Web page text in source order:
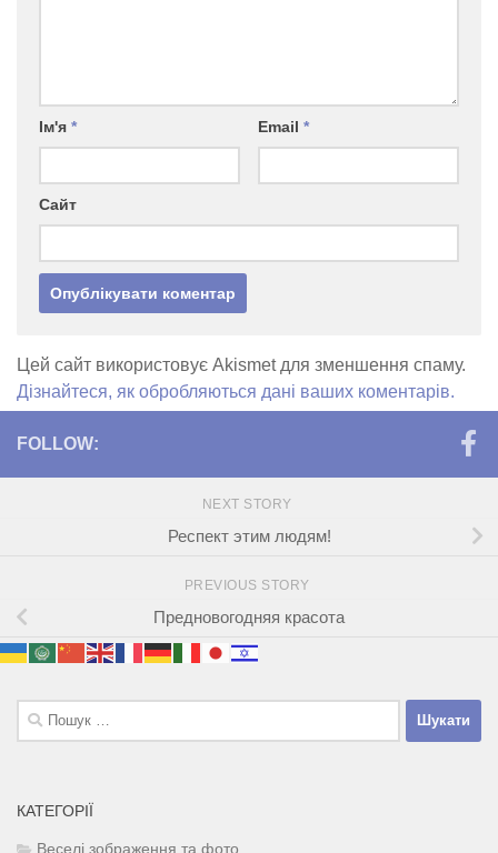
Ім'я * Email *
Сайт
Цей сайт використовує Akismet для зменшення спаму.
Дізнайтеся, як обробляються дані ваших коментарів.
FOLLOW:
NEXT STORY
Респект этим людям!
PREVIOUS STORY
Предновогодняя красота
Пошук:
КАТЕГОРІЇ
Веселі зображення та фото